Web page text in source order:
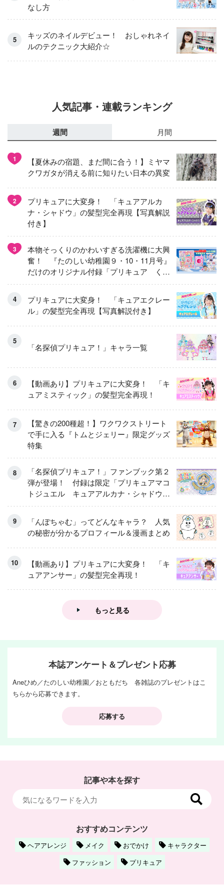
なし方
キッズのネイルデビュー！ おしゃれネイ
ルのテクニック大紹介☆
人気記事・連載ランキング
週間 月間
1
【夏休みの宿題、まだ間に合う！】ミヤマ
クワガタが消える前に知りたい日本の異変
2
プリキュアに大変身！ 「キュアアルカ
ナ・シャドウ」の髪型完全再現【写真解説
付き】
3
本物そっくりのかわいすぎる洗濯機に大興
奮！ 『たのしい幼稚園９・10・11月号』
だけのオリジナル付録「プリキュア くる
くるせんたくき」
プリキュアに大変身！ 「キュアエクレー
ル」の髪型完全再現【写真解説付き】
「名探偵プリキュア！」キャラ一覧
【動画あり】プリキュアに大変身！ 「キ
ュアミスティック」の髪型完全再現！
【驚きの200種超！】ワクワクストリート
で手に入る『トムとジェリー』限定グッズ
特集
「名探偵プリキュア！」ファンブック第２
弾が登場！ 付録は限定「プリキュアマコ
トジュエル キュアアルカナ・シャドウ
アイスver.」 キュアエクレールを大特
「んぽちゃむ」ってどんなキャラ？ 人気
の秘密が分かるプロフィール＆漫画まとめ
【動画あり】プリキュアに大変身！ 「キ
ュアアンサー」の髪型完全再現！
もっと見る
本誌アンケート＆プレゼント応募
Aneひめ／たのしい幼稚園／おともだち 各雑誌のプレゼントはこ
ちらから応募できます。
応募する
記事や本を探す
おすすめコンテンツ
ヘアアレンジ メイク おでかけ
キャラクター
ファッション
プリキュア